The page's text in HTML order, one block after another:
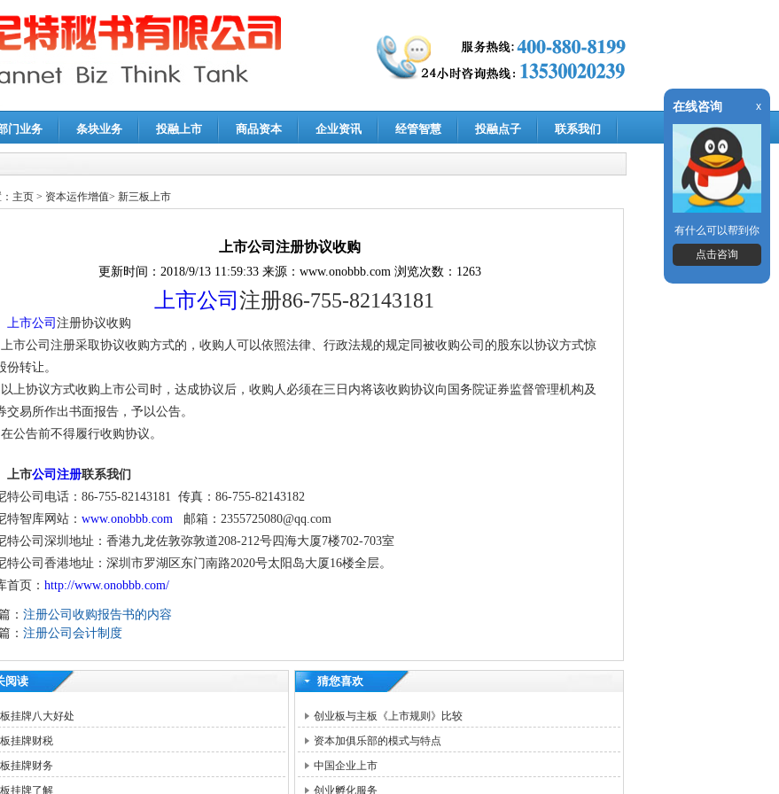
门业务 条块业务 投融上市 商品资本 企业资讯 经管智慧 投融点子 联系我们
主页 > 资本运作增值> 新三板上市
上市公司注册协议收购
更新时间： 2018/9/13 11:59:33来源： www.onobbb.com浏览次数：1263
上市公司注册86-755-82143181
上市公司 注册协议收购
上市公司注册采取协议收购方式的，收购人可以依照法律、行政法规的规定同被收购公司的股东以协议方式惊
份转让。
上协议方式收购上市公司时，达成协议后，收购人必须在三日内将该收购协议向国务院证券监督管理机构及
交易所作出书面报告，予以公告。
公告前不得履行收购协议。
上市公司注册联系我们
特公司电话：86-755-82143181 传真：86-755-82143182
特智库网站： www.onobbb.com 邮箱：2355725080@qq.com
特公司深圳地址：香港九龙佐敦弥敦道208-212号四海大厦7楼702-703室
特公司香港地址：深圳市罗湖区东门南路2020号太阳岛大厦16楼全层。
首页： http://www.onobbb.com/
： 注册公司收购报告书的内容
： 注册公司会计制度
阅读
挂牌八大好处
挂牌财税
挂牌财务
挂牌了解
猜您喜欢
创业板与主板《上市规则》比较
资本加俱乐部的模式与特点
中国企业上市
创业孵化服务
在线咨询 x
有什么可以帮到你
点击咨询